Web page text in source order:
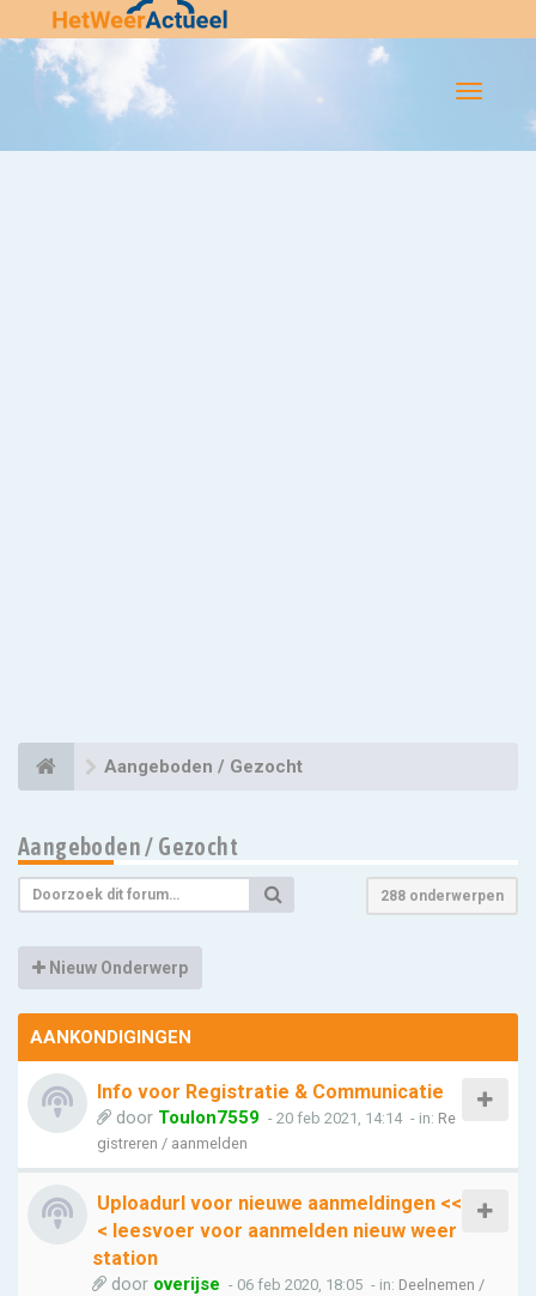
Flip-
Aangeboden / Gezocht
Aangeboden / Gezocht
288 onderwerpen
Nieuw Onderwerp
AANKONDIGINGEN
Info voor Registratie & Communicatie
door Toulon7559 - 20 feb 2021, 14:14 - in: Re
gistreren / aanmelden
Uploadurl voor nieuwe aanmeldingen <<
< leesvoer voor aanmelden nieuw weer
station
door overijse - 06 feb 2020, 18:05 - in: Deelnemen /